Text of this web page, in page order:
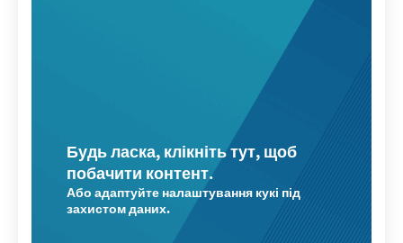
Будь ласка, клікніть тут, щоб
побачити контент.
Або адаптуйте налаштування кукі під
захистом даних.